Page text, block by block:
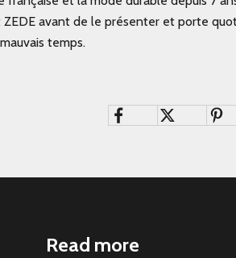
avant de le présenter et porte
temps.
Read more